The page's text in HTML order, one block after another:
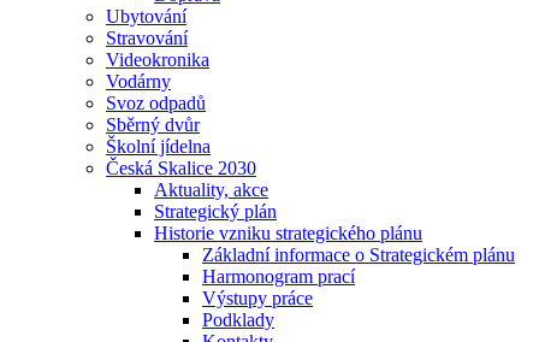
Ubytování
Stravování
Videokronika
Vodárny
Svoz odpadů
Sběrný dvůr
Školní jídelna
Česká Skalice 2030
Aktuality, akce
Strategický plán
Historie vzniku strategického plánu
Základní informace o Strategickém plánu
Harmonogram prací
Výstupy práce
Podklady